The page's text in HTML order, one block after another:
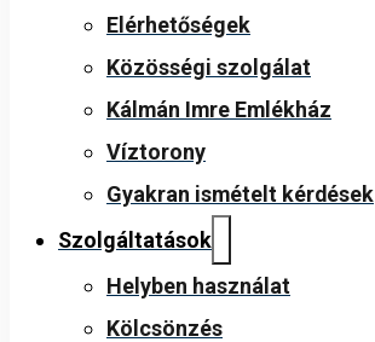
Elérhetőségek
Közösségi szolgálat
Kálmán Imre Emlékház
Víztorony
Gyakran ismételt kérdések
Szolgáltatások
Helyben használat
Kölcsönzés